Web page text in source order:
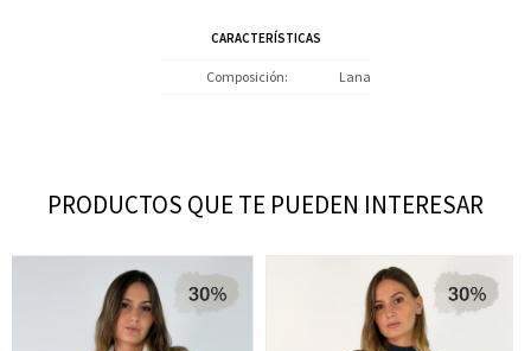
CARACTERÍSTICAS
Composición Lana
PRODUCTOS QUE TE PUEDEN INTERESAR